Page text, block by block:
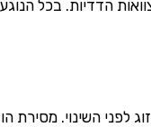
שנת 2005, שנה בה תוקן חוק הירושה בכל
לפני השינוי. מסירת